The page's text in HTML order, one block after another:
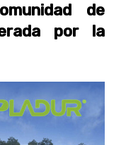
de
por la